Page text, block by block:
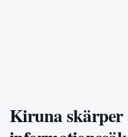
Kiruna skärper